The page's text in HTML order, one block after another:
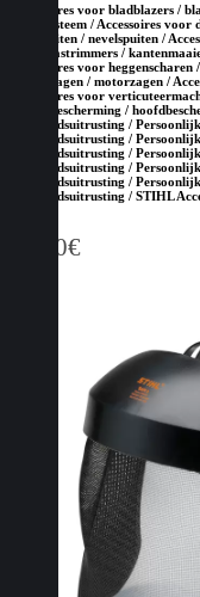
Accessoires voor bladblazers /
MultiSysteem / Accessoires
drukspuiten / nevelspuiten /
voor grastrimmers /
Accessoires voor
kettingzagen / motorzagen /
Accessoires voor
gehoorbescherming /
veiligheidsuitrusting /
veiligheidsuitrusting /
veiligheidsuitrusting /
veiligheidsuitrusting /
veiligheidsuitrusting /
veiligheidsuitrusting / STIHL
31,50€